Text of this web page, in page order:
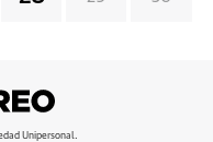
Unipersonal.